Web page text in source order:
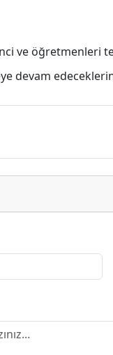
ve öğretmenleri
devam